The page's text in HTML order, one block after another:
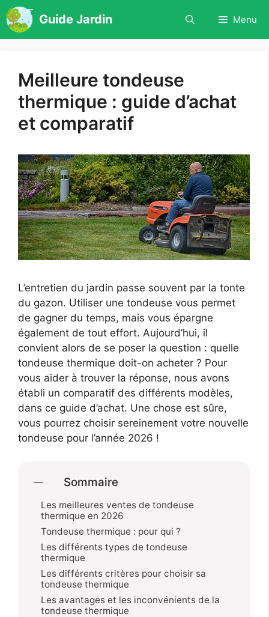
Aller
au
contenu
Guide Jardin Menu
Meilleure tondeuse
thermique : guide d’achat
et comparatif
L’entretien du jardin passe souvent par la tonte
du gazon. Utiliser une tondeuse vous permet
de gagner du temps, mais vous épargne
également de tout effort. Aujourd’hui, il
convient alors de se poser la question : quelle
tondeuse thermique doit-on acheter ? Pour
vous aider à trouver la réponse, nous avons
établi un comparatif des différents modèles,
dans ce guide d’achat. Une chose est sûre,
vous pourrez choisir sereinement votre nouvelle
tondeuse pour l’année 2026 !
Sommaire
Les meilleures ventes de tondeuse
thermique en 2026
Tondeuse thermique : pour qui ?
Les différents types de tondeuse
thermique
Les différents critères pour choisir sa
tondeuse thermique
Les avantages et les inconvénients de la
tondeuse thermique